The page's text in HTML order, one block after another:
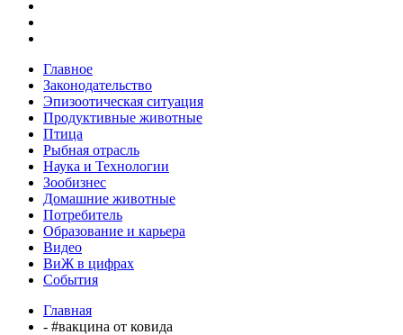
Главное
Законодательство
Эпизоотическая ситуация
Продуктивные животные
Птица
Рыбная отрасль
Наука и Технологии
Зообизнес
Домашние животные
Потребитель
Образование и карьера
Видео
ВиЖ в цифрах
События
Главная
- #вакцина от ковида